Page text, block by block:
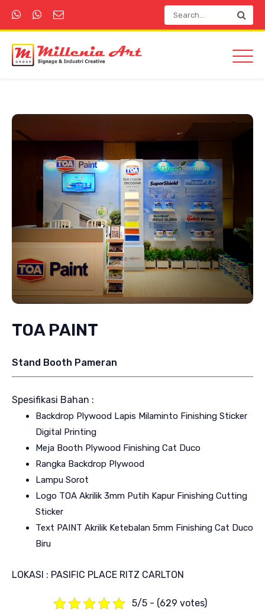
TOA PAINT
Stand Booth Pameran
Spesifikasi Bahan :
Backdrop Plywood Lapis Milaminto Finishing Sticker
Digital Printing
Meja Booth Plywood Finishing Cat Duco
Rangka Backdrop Plywood
Lampu Sorot
Logo TOA Akrilik 3mm Putih Kapur Finishing Cutting
Sticker
Text PAINT Akrilik Ketebalan 5mm Finishing Cat Duco
Biru
LOKASI : PASIFIC PLACE RITZ CARLTON
5/5 - (629 votes)